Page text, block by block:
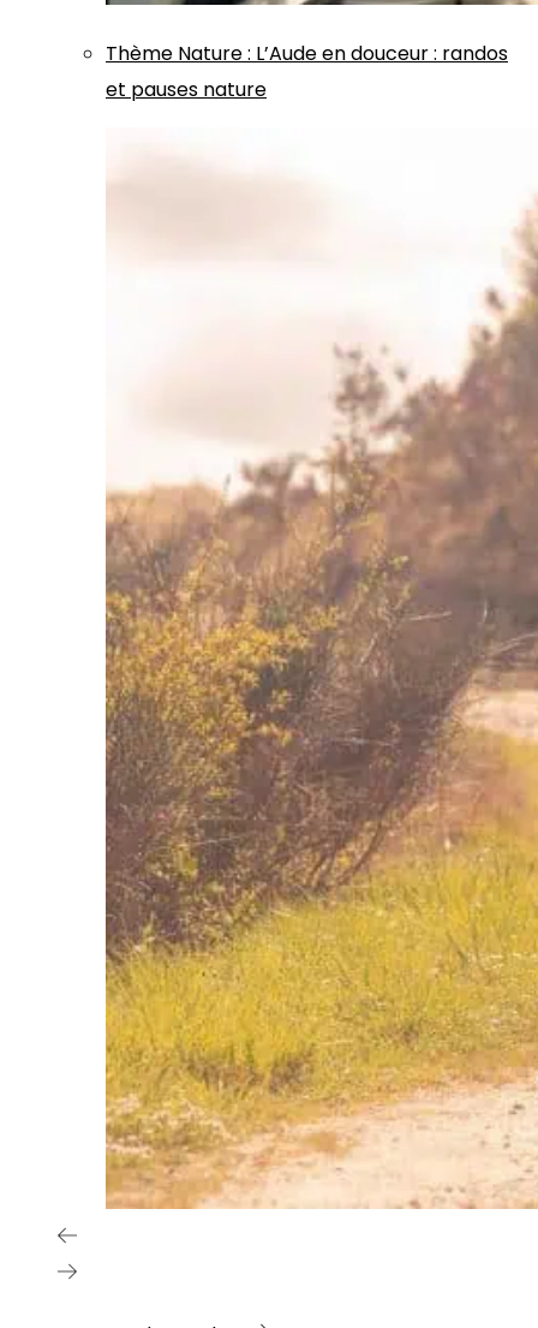
Thème Nature: L’Aude en douceur : randos
et pauses nature